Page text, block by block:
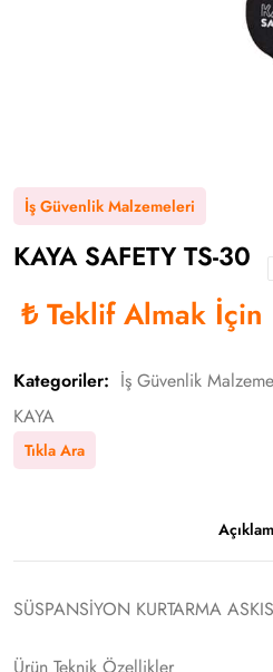
İş Güvenlik Malzemeleri
KAYA SAFETY TS-30
₺Teklif Almak
Kategoriler: İş Güvenlik
KAYA
Tıkla Ara
SÜSPANSİYON KURTARMA